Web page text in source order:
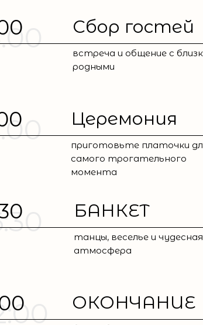
Сбор гостей
встреча и общение с
родными
Церемония
приготовьте платочки
самого трогательного
момента
БАНКЕТ
танцы, веселье и чудесная
атмосфера
ОКОНЧАНИЕ